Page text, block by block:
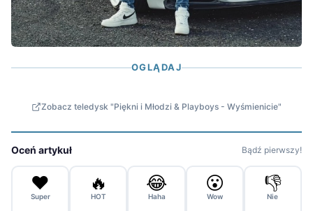
OGLĄDAJ
Zobacz teledysk "Piękni i Młodzi & Playboys - Wyśmienicie"
Oceń artykuł Bądź pierwszy!
❤️
Super
🔥
HOT
😂
Haha
😮
Wow
👎
Nie